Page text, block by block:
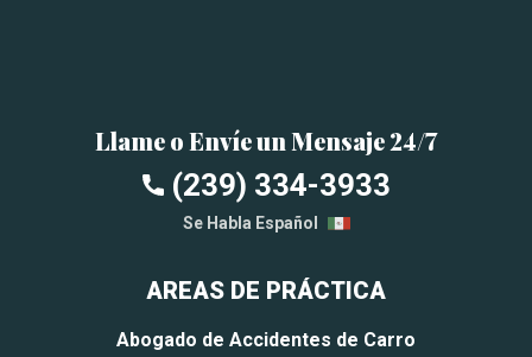
Llame o Envíe un Mensaje 24/7
(239) 334-3933
Se Habla Español
AREAS DE PRÁCTICA
Abogado de Accidentes de Carro